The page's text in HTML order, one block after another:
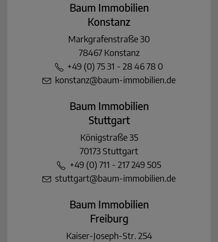
Baum Immobilien
Konstanz
Markgrafenstraße 30
78467 Konstanz
+49 (0) 75 31 - 28 46 78 0
konstanz@baum-immobilien.de
Baum Immobilien
Stuttgart
Königstraße 35
70173 Stuttgart
+49 (0) 711 - 217 249 505
stuttgart@baum-immobilien.de
Baum Immobilien
Freiburg
Kaiser-Joseph-Str. 254